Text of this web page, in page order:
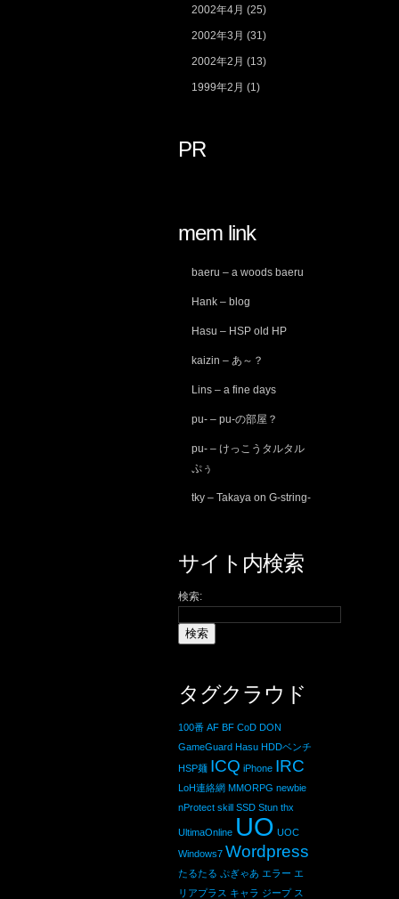
2002年4月 (25)
2002年3月 (31)
2002年2月 (13)
1999年2月 (1)
PR
mem link
baeru – a woods baeru
Hank – blog
Hasu – HSP old HP
kaizin – あ～？
Lins – a fine days
pu- – pu-の部屋？
pu- – けっこうタルタル
ぷぅ
tky – Takaya on G-string-
サイト内検索
検索:
タグクラウド
100番 AF BF CoD DON
GameGuard Hasu HDDベンチ
HSP麺 ICQ iPhone IRC
LoH連絡網 MMORPG newbie
nProtect skill SSD Stun thx
UltimaOnline UO UOC
Windows7 Wordpress
たるたる ぷぎゃあ エラー エ
リアプラス キャラ ジープ ス